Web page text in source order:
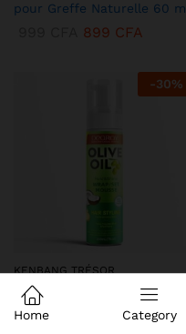
pour Greffe Naturelle 60 ml
899 CFA
-30%
KENBANG TRÉSOR
DEQROY Olive Oil Mousse
Coiffante – Hold & Shine
Home Category